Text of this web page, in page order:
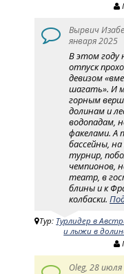
Вырвич
января 2025
В этом году
отпуск
девизом
шагать». И
горным
долинам и
водопадам,
факелами. А
бассейны,
турнир,
чемпионов,
театр, в
блины и к
колбаски.
Тур: Турлидер в
и лыжи в
Oleg, 28